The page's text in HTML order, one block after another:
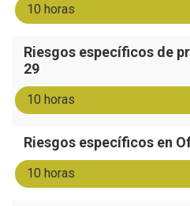
10 horas
Riesgos específicos de
29
10 horas
Riesgos específicos en
10 horas